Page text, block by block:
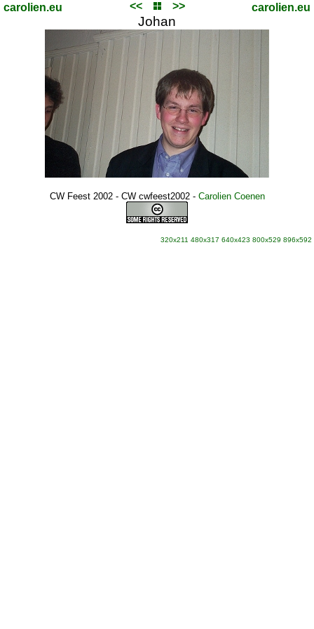
carolien.eu << >> carolien.eu
Johan
CW Feest 2002 - CW cwfeest2002- Carolien Coenen
320x211 480x317 640x423 800x529 896x592